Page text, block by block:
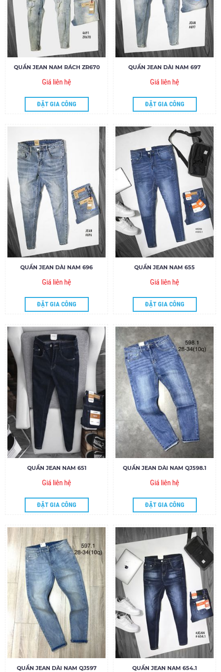
QUẦN JEAN NAM RÁCH ZR670
Giá liên hệ
ĐẶT GIA CÔNG
QUẦN JEAN DÀI NAM 697
Giá liên hệ
ĐẶT GIA CÔNG
QUẦN JEAN DÀI NAM 696
Giá liên hệ
ĐẶT GIA CÔNG
QUẦN JEAN NAM 655
Giá liên hệ
ĐẶT GIA CÔNG
QUẦN JEAN NAM 651
Giá liên hệ
ĐẶT GIA CÔNG
QUẦN JEAN DÀI NAM QJ598.1
Giá liên hệ
ĐẶT GIA CÔNG
QUẦN JEAN DÀI NAM QJ597 QUẦN JEAN NAM 654.1